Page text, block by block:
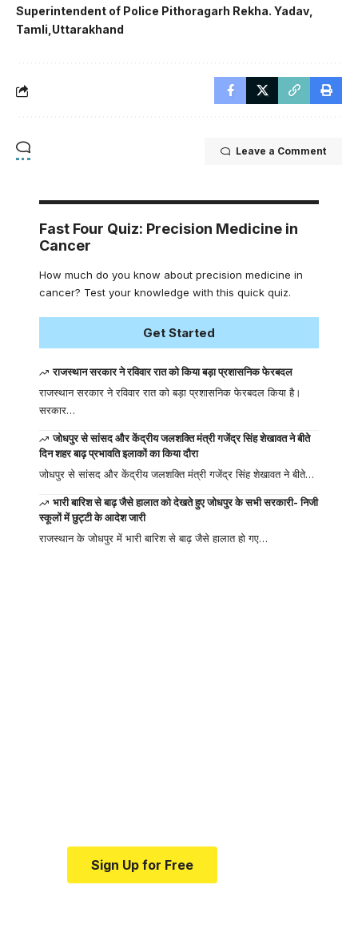
Superintendent of Police Pithoragarh Rekha. Yadav
Tamli Uttarakhand
Leave a Comment
Fast Four Quiz: Precision Medicine in
Cancer
How much do you know about precision medicine in
cancer? Test your knowledge with this quick quiz.
Get Started
राजस्थान सरकार ने रविवार रात को किया बड़ा प्रशासनिक फेरबदल
राजस्थान सरकार ने रविवार रात को बड़ा प्रशासनिक फेरबदल किया है।
सरकार…
जोधपुर से सांसद और केंद्रीय जलशक्ति मंत्री गजेंद्र सिंह शेखावत ने बीते
दिन शहर बाढ़ प्रभावति इलाकों का किया दौरा
जोधपुर से सांसद और केंद्रीय जलशक्ति मंत्री गजेंद्र सिंह शेखावत ने बीते…
भारी बारिश से बाढ़ जैसे हालात को देखते हुए जोधपुर के सभी सरकारी- निजी
स्कूलों में छुट्टी के आदेश जारी
राजस्थान के जोधपुर में भारी बारिश से बाढ़ जैसे हालात हो गए…
Sign Up for Free